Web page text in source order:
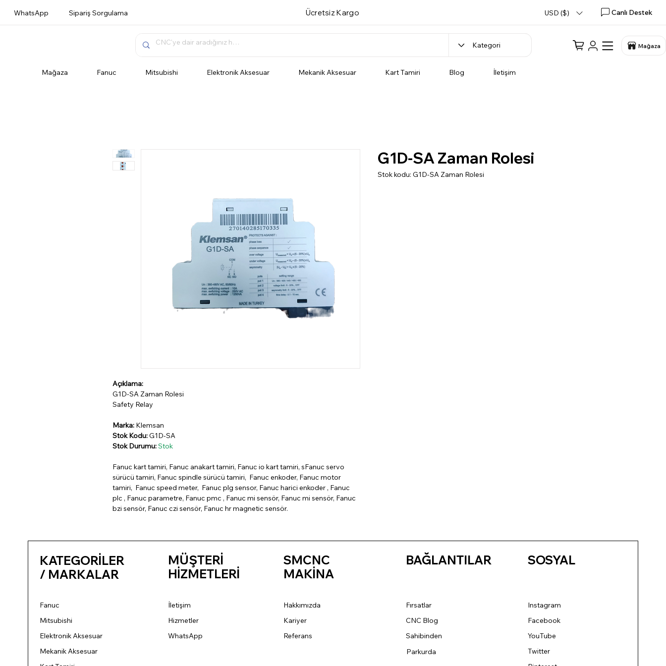
WhatsApp Sipariş Sorgulama Ücretsiz Kargo USD ($) Canlı Destek
Mağaza
Mağaza Fanuc Mitsubishi Elektronik Aksesuar Mekanik Aksesuar Kart Tamiri Blog İletişim
Açıklama:
G1D-SA Zaman Rolesi
Safety Relay
Marka: Klemsan
Stok Kodu:G1D-SA
Stok Durumu:Stok
Fanuc kart tamiri, Fanuc anakart tamiri, Fanuc io kart tamiri, sFanuc servo
sürücü tamiri, Fanuc spindle sürücü tamiri, Fanuc enkoder, Fanuc motor
tamiri, Fanuc speed meter, Fanuc plg sensor, Fanuc harici enkoder , Fanuc
plc , Fanuc parametre, Fanuc pmc , Fanuc mi sensör, Fanuc mi sensör, Fanuc
bzi sensör, Fanuc czi sensör, Fanuc hr magnetic sensör.
G1D-SA Zaman Rolesi
Stok kodu: G1D-SA Zaman Rolesi
KATEGORİLER
/ MARKALAR
Fanuc
Mitsubishi
Elektronik Aksesuar
Mekanik Aksesuar
MÜŞTERİ
HİZMETLERİ
İletişim
Hizmetler
WhatsApp
SMCNC
MAKİNA
Hakkımızda
Kariyer
Referans
BAĞLANTILAR
Fırsatlar
CNC Blog
Sahibinden
Parkurda
SOSYAL
Instagram
Facebook
YouTube
Twitter